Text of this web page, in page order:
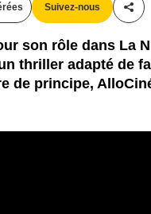
Suivez-nous
son rôle dans La
thriller adapté de
de principe,